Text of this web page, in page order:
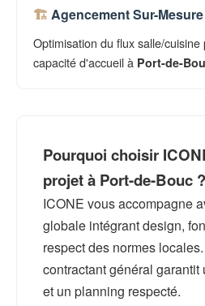
Agencement Sur-Mesure
Optimisation du flux salle/
capacité d'accueil à Port-de-
Pourquoi choisir
projet à Port-de-Bouc ?
ICONE vous accompagne
globale intégrant design,
respect des normes
contractant général
et un planning respecté.